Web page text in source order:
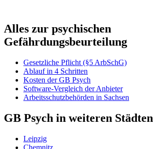
Alles zur psychischen
Gefährdungsbeurteilung
Gesetzliche Pflicht (§5 ArbSchG)
Ablauf in 4 Schritten
Kosten der GB Psych
Software-Vergleich der Anbieter
Arbeitsschutzbehörden in Sachsen
GB Psych in weiteren Städten
Leipzig
Chemnitz